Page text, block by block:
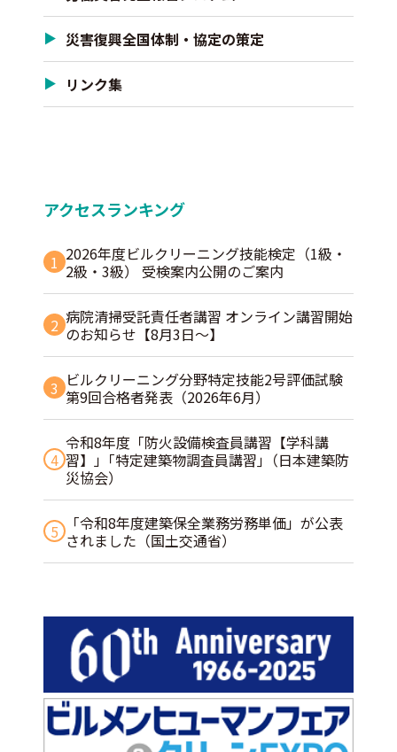
災害復興全国体制・協定の策定
リンク集
アクセスランキング
1 2026年度ビルクリーニング技能検定（1級・
2級・3級） 受検案内公開のご案内
2 病院清掃受託責任者講習 オンライン講習開始
のお知らせ【8月3日～】
3 ビルクリーニング分野特定技能2号評価試験
第9回合格者発表（2026年6月）
4
令和8年度「防火設備検査員講習【学科講
習】」｢特定建築物調査員講習｣（日本建築防
災協会）
5
「令和8年度建築保全業務労務単価」が公表
されました（国土交通省）